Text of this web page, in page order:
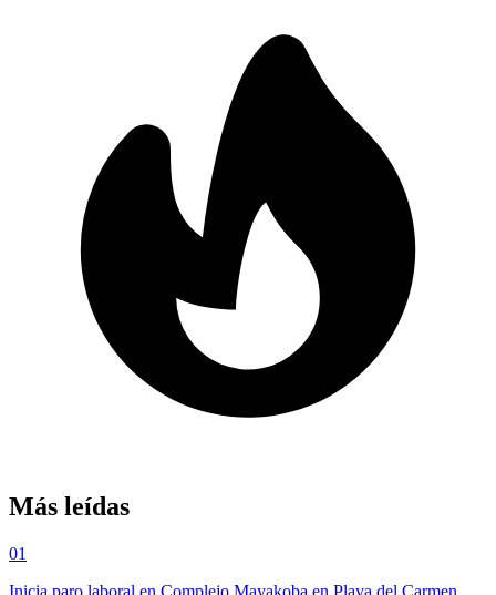
Más leídas
01
Inicia paro laboral en Complejo Mayakoba en Playa del Carmen